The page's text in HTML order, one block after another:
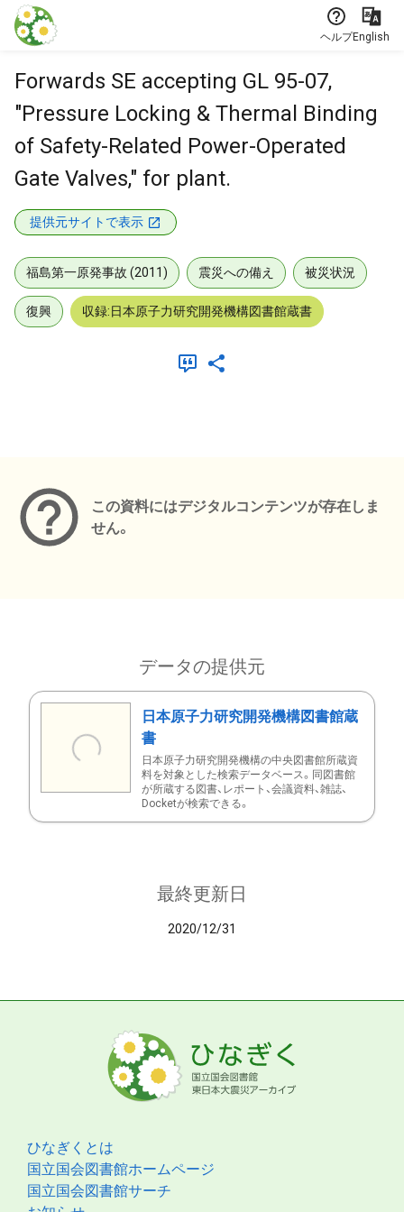
本文に飛ぶ
ヘルプEnglish
Forwards SE accepting GL 95-07,
"Pressure Locking & Thermal Binding
of Safety-Related Power-Operated
Gate Valves," for plant.
提供元サイトで表示
福島第一原発事故 (2011) 震災への備え 被災状況
復興 収録:日本原子力研究開発機構図書館蔵書
この資料にはデジタルコンテンツが存在しま
せん。
データの提供元
日本原子力研究開発機構図書館蔵
書
日本原子力研究開発機構の中央図書館所蔵資
料を対象とした検索データベース。同図書館
が所蔵する図書、レポート、会議資料、雑誌、
Docketが検索できる。
最終更新日
2020/12/31
ひなぎくとは
国立国会図書館ホームページ
国立国会図書館サーチ